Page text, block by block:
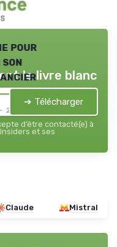
pour
2026
le livre blanc
➔ Télécharger
d’être contacté(e) à
et ses
Claude Mistral